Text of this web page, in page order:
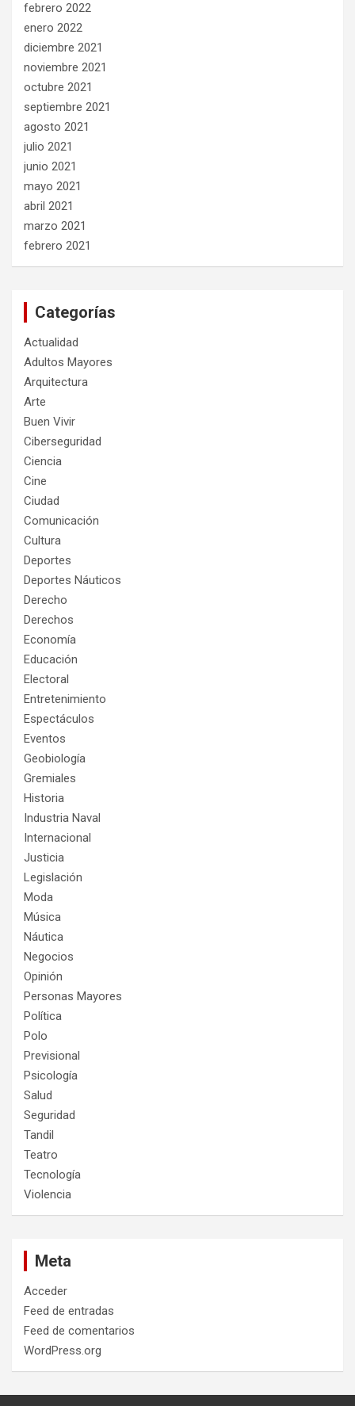
febrero 2022
enero 2022
diciembre 2021
noviembre 2021
octubre 2021
septiembre 2021
agosto 2021
julio 2021
junio 2021
mayo 2021
abril 2021
marzo 2021
febrero 2021
Categorías
Actualidad
Adultos Mayores
Arquitectura
Arte
Buen Vivir
Ciberseguridad
Ciencia
Cine
Ciudad
Comunicación
Cultura
Deportes
Deportes Náuticos
Derecho
Derechos
Economía
Educación
Electoral
Entretenimiento
Espectáculos
Eventos
Geobiología
Gremiales
Historia
Industria Naval
Internacional
Justicia
Legislación
Moda
Música
Náutica
Negocios
Opinión
Personas Mayores
Política
Polo
Previsional
Psicología
Salud
Seguridad
Tandil
Teatro
Tecnología
Violencia
Meta
Acceder
Feed de entradas
Feed de comentarios
WordPress.org